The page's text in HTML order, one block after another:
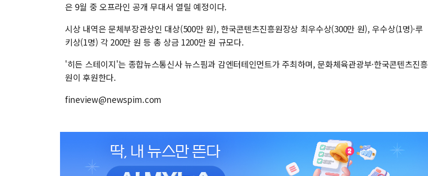
은 9월 중 오프라인 공개 무대서 열릴 예정이다.
시상 내역은 문체부장관상인 대상(500만 원), 한국콘텐츠진흥원장상 최우수상(300만 원), 우수상(1명)·루
키상(1명) 각 200만 원 등 총 상금 1200만 원 규모다.
'히든 스테이지'는 종합뉴스통신사 뉴스핌과 감엔터테인먼트가 주최하며, 문화체육관광부·한국콘텐츠진흥
원이 후원한다.
fineview@newspim.com